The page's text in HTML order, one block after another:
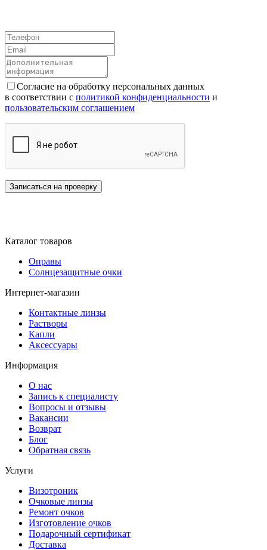
Согласие на обработку персональных данных
в соответствии с политикой конфиденциальности и
пользовательским соглашением
Каталог товаров
Оправы
Солнцезащитные очки
Интернет-магазин
Контактные линзы
Растворы
Капли
Аксессуары
Информация
О нас
Запись к специалисту
Вопросы и отзывы
Вакансии
Возврат
Блог
Обратная связь
Услуги
Визотроник
Очковые линзы
Ремонт очков
Изготовление очков
Подарочный сертификат
Доставка